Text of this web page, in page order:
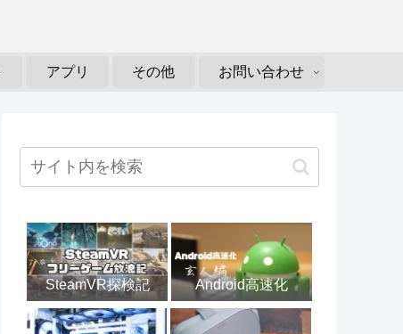
アプリ その他 お問い合わせ
SteamVR探検記 Android高速化